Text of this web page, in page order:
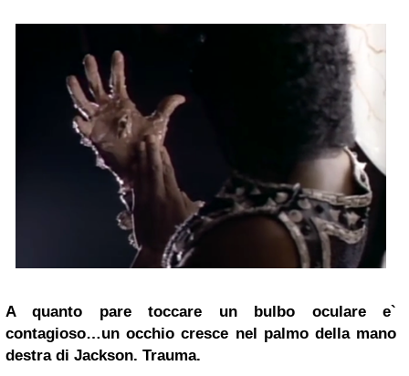
A quanto pare toccare un bulbo oculare e`
contagioso…un occhio cresce nel palmo della mano
destra di Jackson. Trauma.